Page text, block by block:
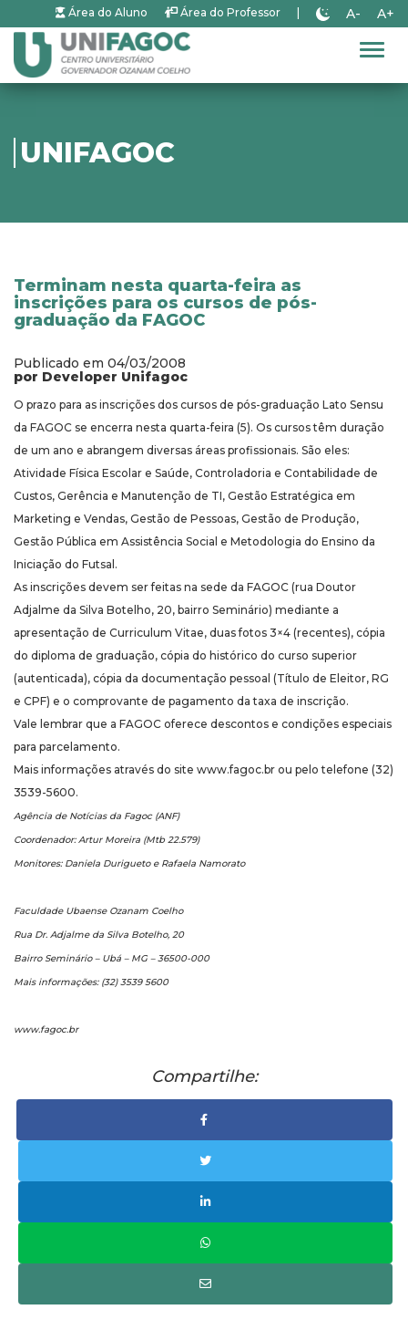
Área do Aluno Área do Professor A- A+
UNIFAGOC
Terminam nesta quarta-feira as
inscrições para os cursos de pós-
graduação da FAGOC
Publicado em 04/03/2008
por Developer Unifagoc
O prazo para as inscrições dos cursos de pós-graduação Lato Sensu
da FAGOC se encerra nesta quarta-feira (5). Os cursos têm duração
de um ano e abrangem diversas áreas profissionais. São eles:
Atividade Física Escolar e Saúde, Controladoria e Contabilidade de
Custos, Gerência e Manutenção de TI, Gestão Estratégica em
Marketing e Vendas, Gestão de Pessoas, Gestão de Produção,
Gestão Pública em Assistência Social e Metodologia do Ensino da
Iniciação do Futsal.
As inscrições devem ser feitas na sede da FAGOC (rua Doutor
Adjalme da Silva Botelho, 20, bairro Seminário) mediante a
apresentação de Curriculum Vitae, duas fotos 3×4 (recentes), cópia
do diploma de graduação, cópia do histórico do curso superior
(autenticada), cópia da documentação pessoal (Título de Eleitor, RG
e CPF) e o comprovante de pagamento da taxa de inscrição.
Vale lembrar que a FAGOC oferece descontos e condições especiais
para parcelamento.
Mais informações através do site www.fagoc.br ou pelo telefone (32)
3539-5600.
Agência de Notícias da Fagoc (ANF)
Coordenador: Artur Moreira (Mtb 22.579)
Monitores: Daniela Durigueto e Rafaela Namorato
Faculdade Ubaense Ozanam Coelho
Rua Dr. Adjalme da Silva Botelho, 20
Bairro Seminário – Ubá – MG – 36500-000
Mais informações: (32) 3539 5600
www.fagoc.br
Compartilhe: